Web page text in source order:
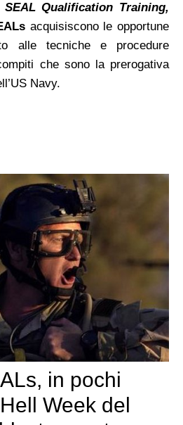
SEAL Qualification Training,
acquisiscono le opportune
alle tecniche e procedure
che sono la prerogativa
Navy.
in pochi
Week del